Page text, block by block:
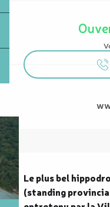
Ouverture et coordonnées
Description
Le plus bel
(standing